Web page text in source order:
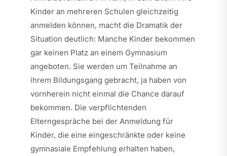
Kinder an mehreren Schulen gleichzeitig
anmelden können, macht die Dramatik der
Situation deutlich: Manche Kinder bekommen
gar keinen Platz an einem Gymnasium
angeboten. Sie werden um Teilnahme an
ihrem Bildungsgang gebracht, ja haben von
vornherein nicht einmal die Chance darauf
bekommen. Die verpflichtenden
Elterngespräche bei der Anmeldung für
Kinder, die eine eingeschränkte oder keine
gymnasiale Empfehlung erhalten haben,